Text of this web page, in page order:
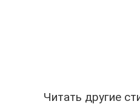
Читать другие